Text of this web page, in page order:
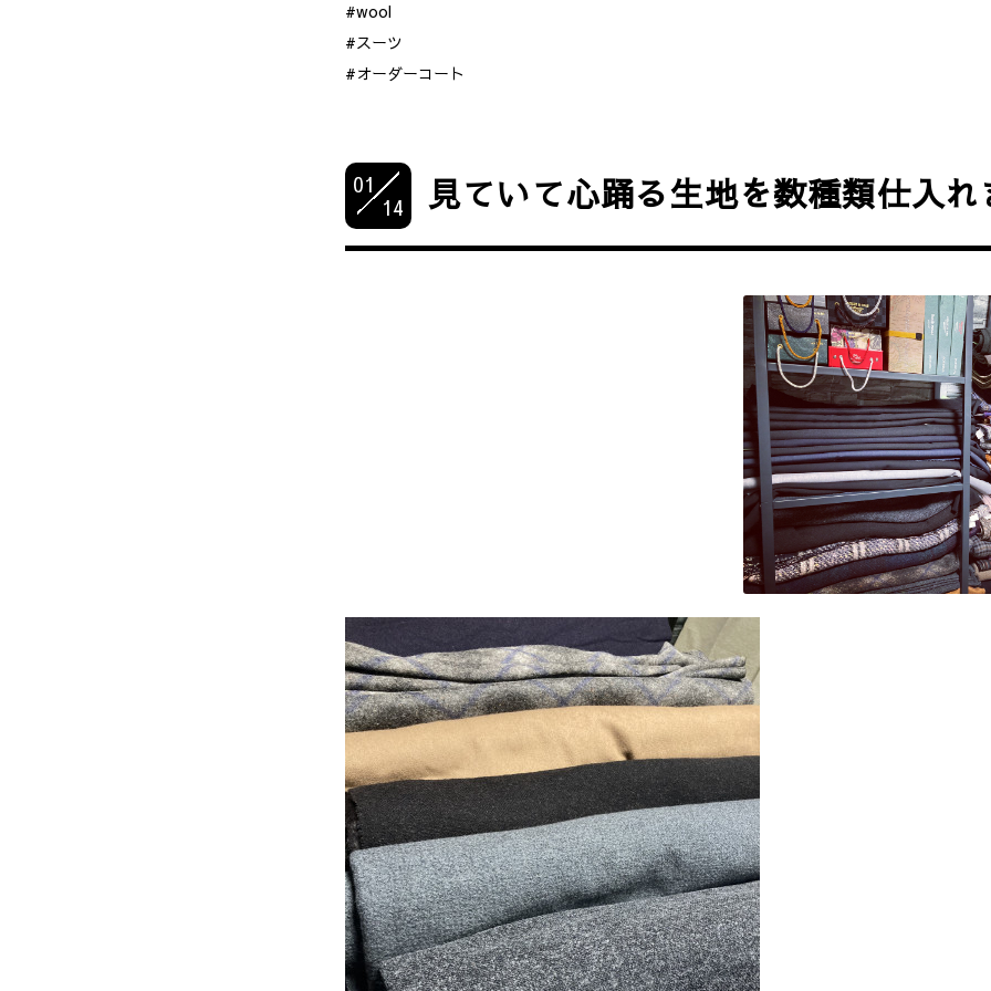
#wool
#スーツ
#オーダーコート
01
14
見ていて心踊る生地を数種類仕入